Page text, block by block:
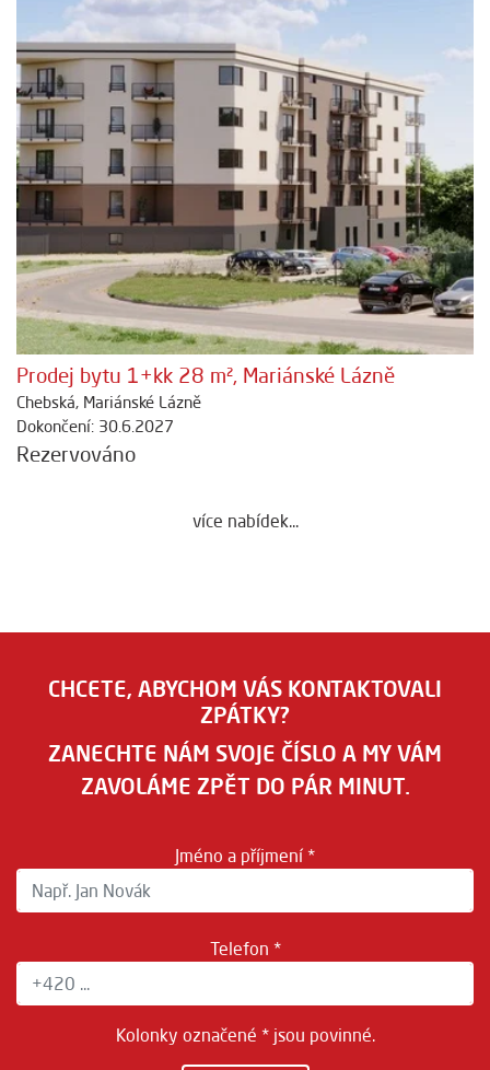
Prodej bytu 1+kk 28 m², Mariánské Lázně
Chebská, Mariánské Lázně
Dokončení: 30.6.2027
Rezervováno
více nabídek...
CHCETE, ABYCHOM VÁS KONTAKTOVALI
ZPÁTKY?
ZANECHTE NÁM SVOJE ČÍSLO A MY VÁM
ZAVOLÁME ZPĚT DO PÁR MINUT.
Jméno a příjmení *
Telefon *
Kolonky označené * jsou povinné.